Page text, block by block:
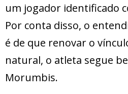
um jogador identificado
Por conta disso, o
é de que renovar o
natural, o atleta segue
Morumbis.